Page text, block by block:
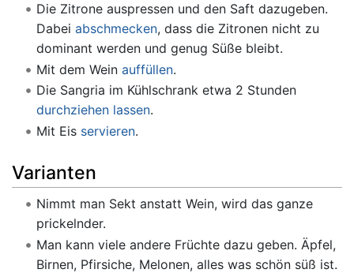
Die Zitrone auspressen und den Saft dazugeben.
Dabei abschmecken, dass die Zitronen nicht zu
dominant werden und genug Süße bleibt.
Mit dem Wein auffüllen.
Die Sangria im Kühlschrank etwa 2 Stunden
durchziehen lassen.
Mit Eis servieren.
Varianten
Nimmt man Sekt anstatt Wein, wird das ganze
prickelnder.
Man kann viele andere Früchte dazu geben. Äpfel,
Birnen, Pfirsiche, Melonen, alles was schön süß ist.